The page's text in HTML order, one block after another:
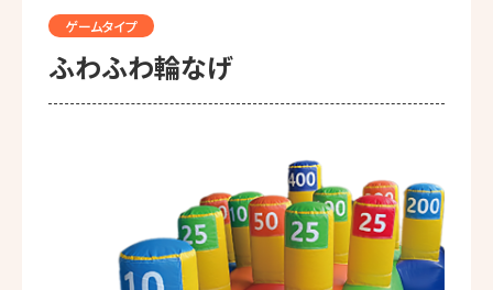
ゲームタイプ
ふわふわ輪なげ